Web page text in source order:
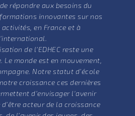
répondre aux besoins du
innovantes sur nos
en France et à
de l’EDHEC reste une
Le monde est en mouvement,
Notre statut d’école
croissance ces dernières
d’envisager l'avenir
d’être acteur de la croissance